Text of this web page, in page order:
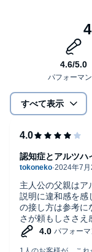
すべて表示
主人公の父親はア
説明に違和感を感
の接し方は参考に
さが頼もしささえ
認知症とアルツハ